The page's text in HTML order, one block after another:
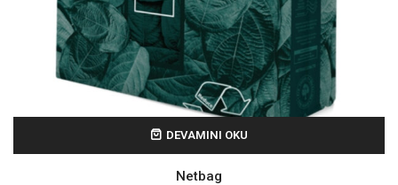
DEVAMINI OKU
Netbag